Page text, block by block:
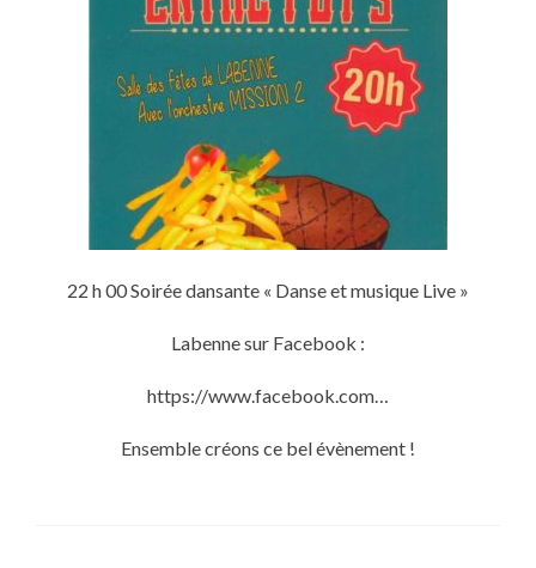
22 h 00 Soirée dansante « Danse et musique Live »
Labenne sur Facebook :
https://www.facebook.com…
Ensemble créons ce bel évènement !